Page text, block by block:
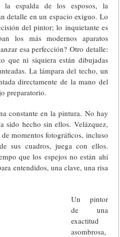
la espalda de los esposos, la
detalle en un espacio exiguo. Lo
del pintor; lo inquietante es
los más modernos aparatos
esa perfección? Otro detalle:
que ni siquiera están dibujadas
La lámpara del techo, un
directamente de la mano del
preparatorio.
constante en la pintura. No hay
sido hecho sin ellos. Velázquez,
momentos fotográficos, incluso
sus cuadros, juega con ellos.
que los espejos no están ahí
entendidos, una clave, una risa
Un pintor
de una
exactitud
asombrosa,